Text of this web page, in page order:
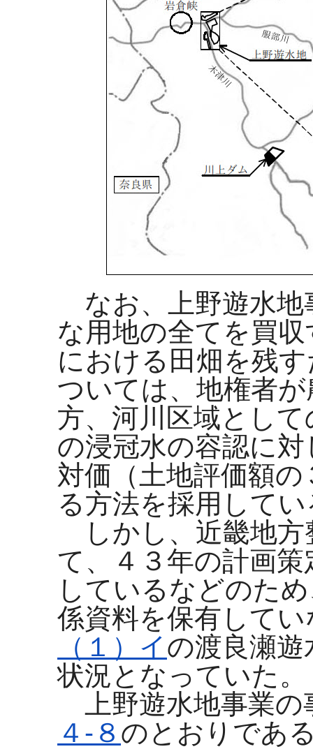
なお、上野遊水地
な用地の全てを買
における田畑を残
ついては、地権者
方、河川区域とし
の浸冠水の容認に
対価（土地評価額
る方法を採用して
しかし、近畿地方
て、４３年の計画
しているなどのた
係資料を保有して
（１）イの渡良瀬
状況となっていた。
上野遊水地事業の
４-８ のとおりであ